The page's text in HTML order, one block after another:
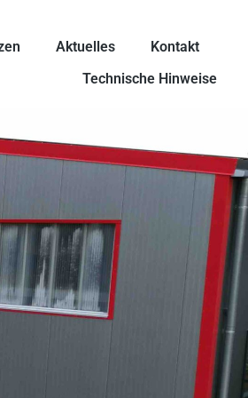
Aktuelles
Kontakt
Technische Hinweise